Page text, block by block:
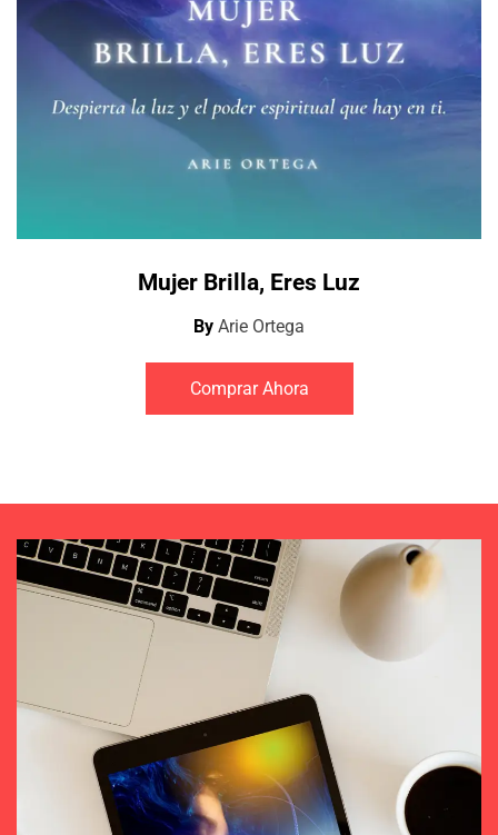
Mujer Brilla, Eres Luz
By Arie Ortega
Comprar Ahora